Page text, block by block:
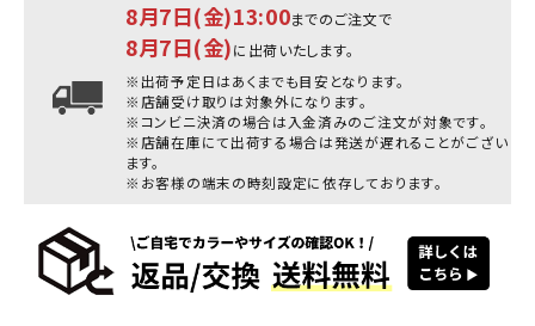
8月7日(金)13:00までのご注文で
8月7日(金)に出荷いたします。
※出荷予定日はあくまでも目安となります。
※店舗受け取りは対象外になります。
※コンビニ決済の場合は入金済みのご注文が対象です。
※店舗在庫にて出荷する場合は発送が遅れることがござい
ます。
※お客様の端末の時刻設定に依存しております。